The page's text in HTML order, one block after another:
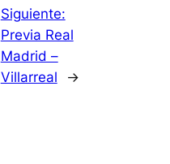
Siguiente:
Previa Real
Madrid –
Villarreal
→